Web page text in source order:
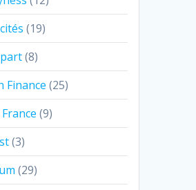
(19)
(8)
Finance (25)
(9)
(3)
(29)